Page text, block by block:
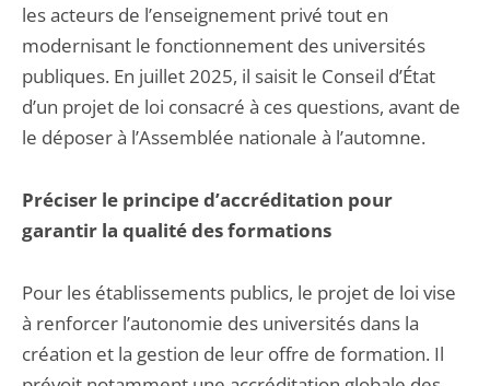
les acteurs de l’enseignement privé tout en
modernisant le fonctionnement des universités
publiques. En juillet 2025, il saisit le Conseil d’État
d’un projet de loi consacré à ces questions, avant de
le déposer à l’Assemblée nationale à l’automne.
Préciser le principe d’accréditation pour
garantir la qualité des formations
Pour les établissements publics, le projet de loi vise
à renforcer l’autonomie des universités dans la
création et la gestion de leur offre de formation. Il